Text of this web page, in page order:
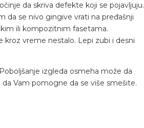
da skriva defekte koji se pojavljuju.
da se nivo gingive vrati na pređašnji
ili kompozitnim fasetama.
vreme nestalo. Lepi zubi i desni
izgleda osmeha može da
Vam pomogne da se više smešite.